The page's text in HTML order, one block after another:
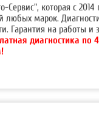
Сервис", которая с
марок.
Гарантия на работы и
диагностика